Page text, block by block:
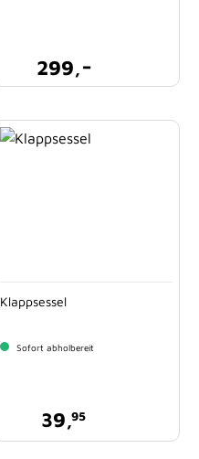
299,-
Klappsessel
Sofort abholbereit
39,95